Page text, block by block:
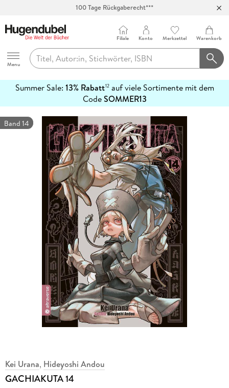
100 Tage Rückgaberecht***
Hugendubel
Menu
Filiale Konto Merkzettel Warenkorb
Summer Sale: 13% Rabatt12auf viele Sortimente mit dem
CodeSOMMER13
erfahren
Band 14
Kei Urana, Hideyoshi Andou
GACHIAKUTA 14